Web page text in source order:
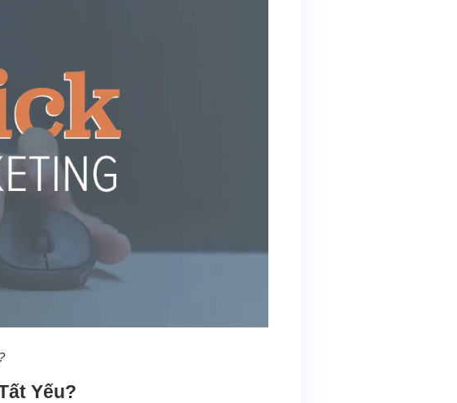
Yếu?